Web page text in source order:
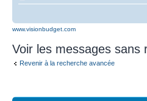
www.visionbudget.com
Voir les messages sans
Revenir à la recherche avancée